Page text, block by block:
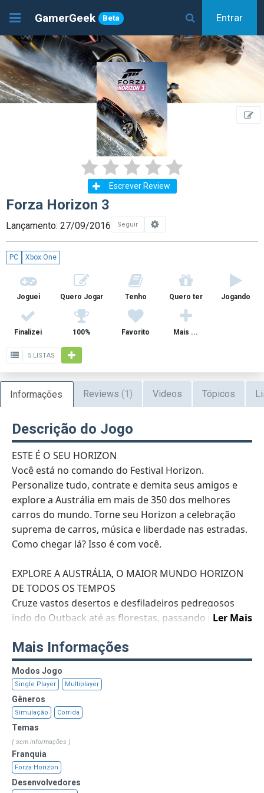
GamerGeek Beta Entrar
Escrever Review
Forza Horizon 3
Lançamento: 27/09/2016 Seguir
PC Xbox One
Joguei Quero Jogar Tenho Quero ter Jogando
Finalizei 100% Favorito Mais ...
5 LISTAS
Informações Reviews (1) Videos Tópicos
Descrição do Jogo
Ler Mais
ESTE É O SEU HORIZON
Você está no comando do Festival Horizon.
Personalize tudo, contrate e demita seus amigos e
explore a Austrália em mais de 350 dos melhores
carros do mundo. Torne seu Horizon a celebração
suprema de carros, música e liberdade nas estradas.
Como chegar lá? Isso é com você.
EXPLORE A AUSTRÁLIA, O MAIOR MUNDO HORIZON
DE TODOS OS TEMPOS
Cruze vastos desertos e desfiladeiros pedregosos
indo do Outback até as florestas, passando pelas
ESCOLHA ENTRE 350 DOS MELHORES CARROS DO
MUNDO
Cada carro foi recriado com os detalhes do
ForzaVista™, incluindo a visão no cockpit, luzes e
limpadores de para-brisa funcionais e os novos tipos
de pneus que darão uma sensação de pilotagem
jamais vista antes no Forza.
DESCUBRA NOVAS FORMAS DE PILOTAGEM
Mais Informações
Modos Jogo
Single Player Multiplayer
Gêneros
Simulação Corrida
Temas
( sem informações )
Franquia
Forza Horizon
Desenvolvedores